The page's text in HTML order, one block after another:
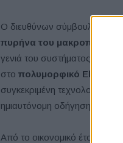
Ο διευθύνων σύμβουλος,
πυρήνα του
γενιά του συστήματος
στο πολυμορφικό Elgrand
συγκεκριμένη τεχνολογία
ημιαυτόνομη οδήγηση σε
Από το οικονομικό έτος που